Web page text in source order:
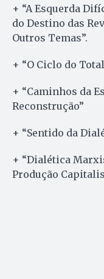
+ “A Esquerda
do Destino das
Outros Temas”.
+ “O Ciclo do
+ “Caminhos da
Reconstrução”
+ “Sentido da
+ “Dialética
Produção